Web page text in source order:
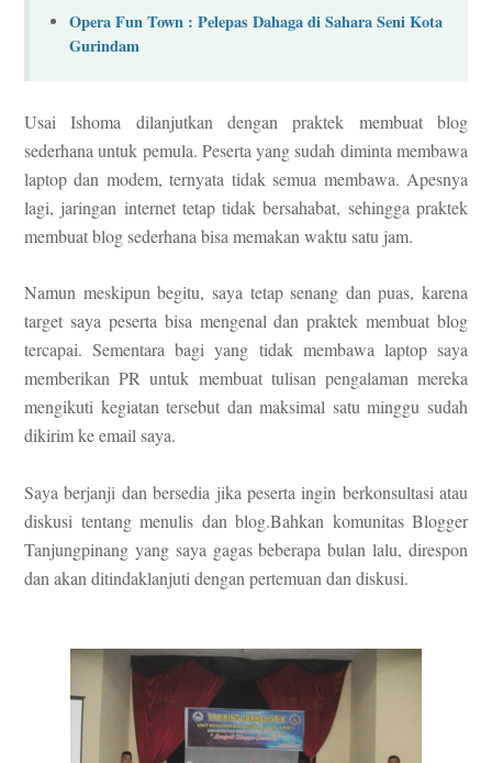
Opera Fun Town : Pelepas Dahaga di Sahara Seni Kota
Gurindam
Usai Ishoma dilanjutkan dengan praktek membuat blog
sederhana untuk pemula. Peserta yang sudah diminta membawa
laptop dan modem, ternyata tidak semua membawa. Apesnya
lagi, jaringan internet tetap tidak bersahabat, sehingga praktek
membuat blog sederhana bisa memakan waktu satu jam.
Namun meskipun begitu, saya tetap senang dan puas, karena
target saya peserta bisa mengenal dan praktek membuat blog
tercapai. Sementara bagi yang tidak membawa laptop saya
memberikan PR untuk membuat tulisan pengalaman mereka
mengikuti kegiatan tersebut dan maksimal satu minggu sudah
dikirim ke email saya.
Saya berjanji dan bersedia jika peserta ingin berkonsultasi atau
diskusi tentang menulis dan blog.Bahkan komunitas Blogger
Tanjungpinang yang saya gagas beberapa bulan lalu, direspon
dan akan ditindaklanjuti dengan pertemuan dan diskusi.